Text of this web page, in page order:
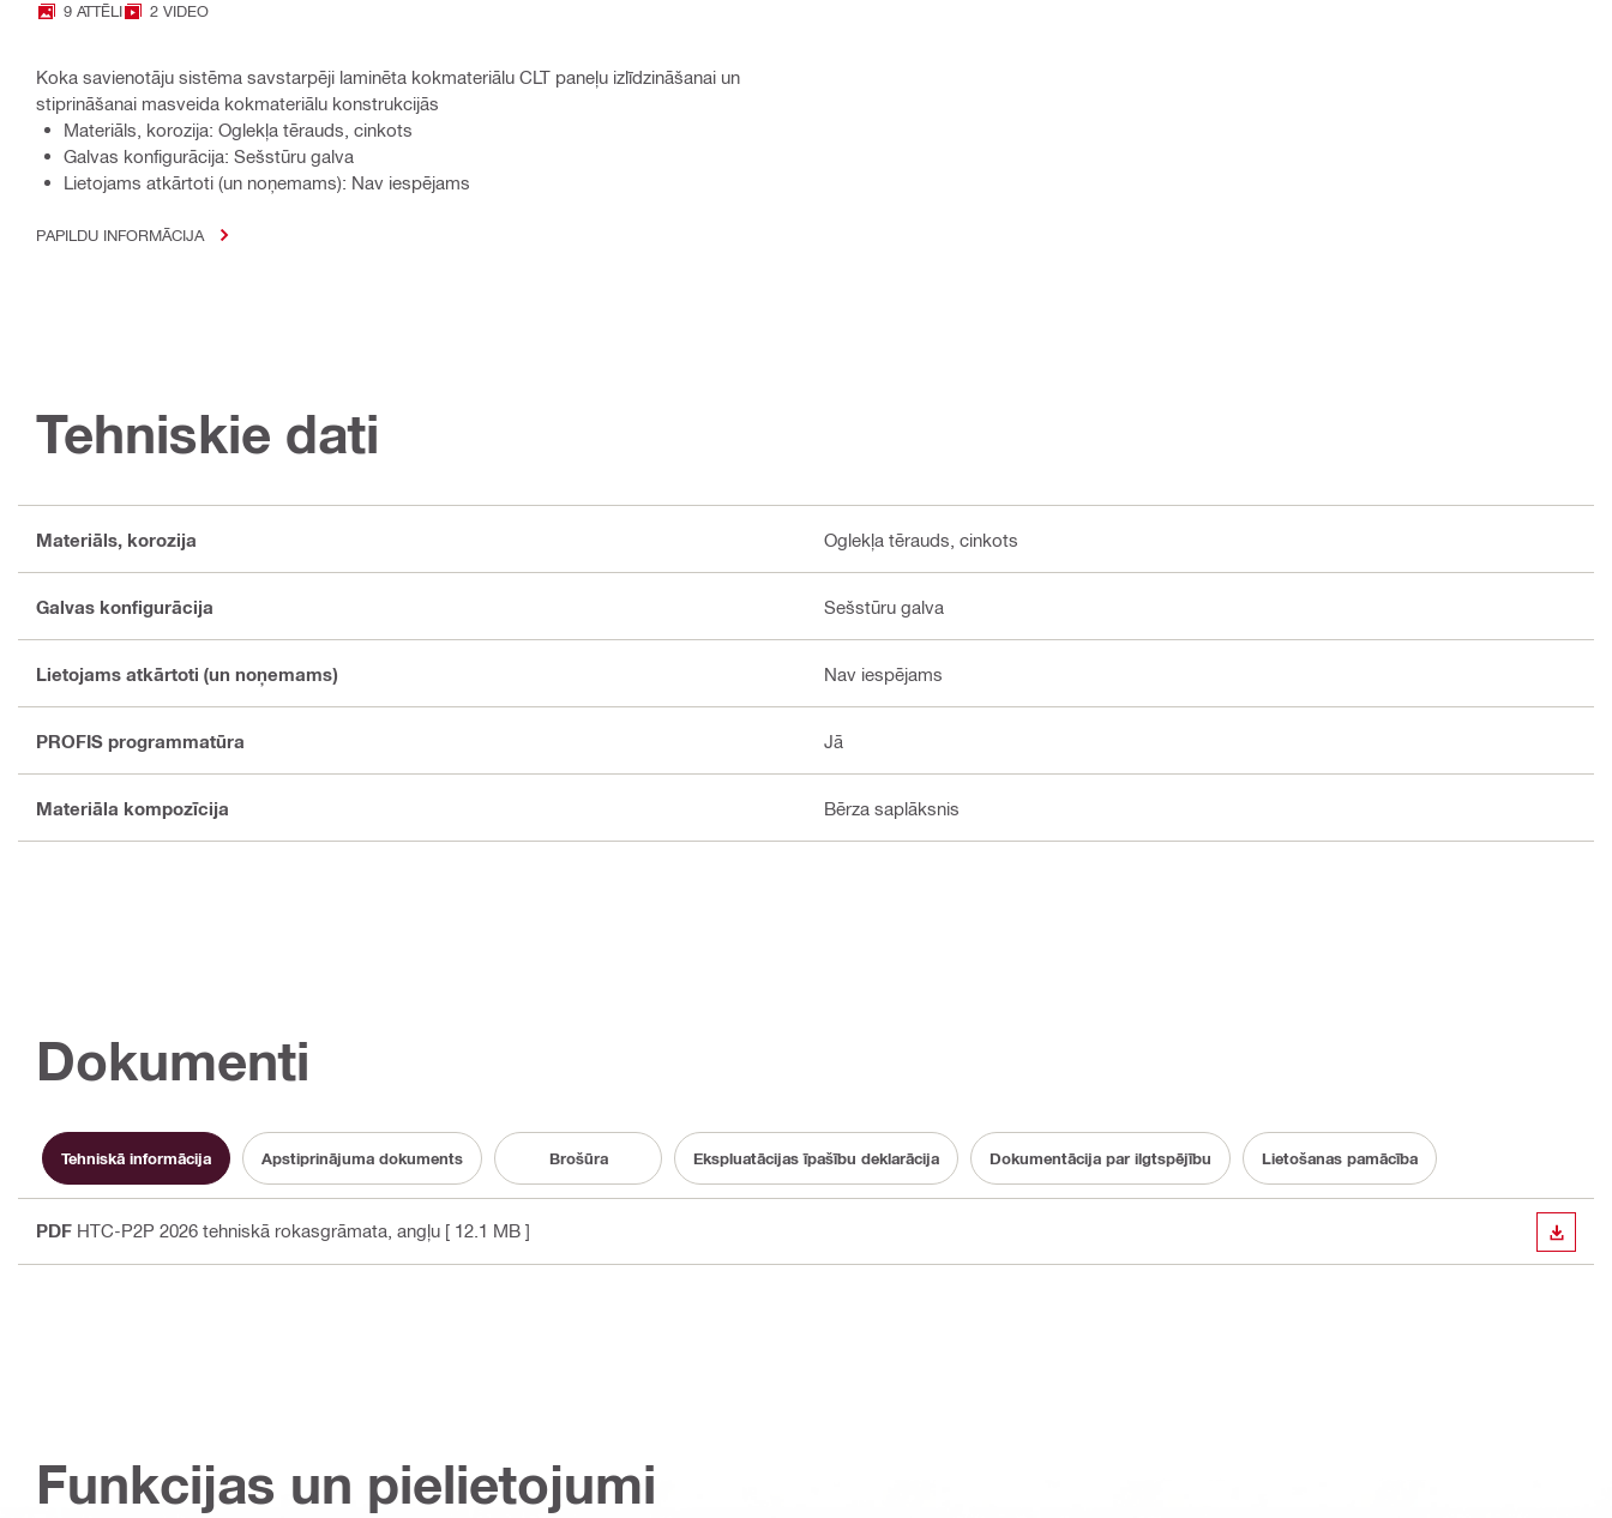
9 ATTĒLI 2 VIDEO
Koka savienotāju sistēma savstarpēji laminēta kokmateriālu CLT paneļu izlīdzināšanai un
stiprināšanai masveida kokmateriālu konstrukcijās
Materiāls, korozija: Oglekļa tērauds, cinkots
Galvas konfigurācija: Sešstūru galva
Lietojams atkārtoti (un noņemams): Nav iespējams
PAPILDU INFORMĀCIJA
Tehniskie dati
Materiāls, korozija Oglekļa tērauds, cinkots
Galvas konfigurācija Sešstūru galva
Lietojams atkārtoti (un noņemams) Nav iespējams
PROFIS programmatūra Jā
Materiāla kompozīcija Bērza saplāksnis
Dokumenti
Tehniskā informācija Apstiprinājuma dokuments Brošūra Ekspluatācijas īpašību deklarācija Dokumentācija par ilgtspējību Lietošanas pamācība
PDF HTC-P2P 2026 tehniskā rokasgrāmata , angļu [ 12.1 MB ]
Funkcijas un pielietojumi